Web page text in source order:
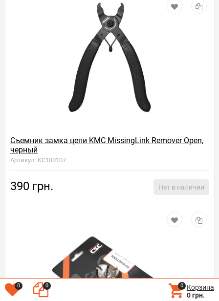
Съемник замка цепи KMC MissingLink Remover Open,
черный
Артикул: KC100107
390 грн. Нет в наличии
0 0 0
Корзина
0 грн.